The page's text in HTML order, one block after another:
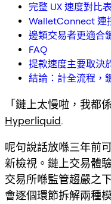
完整 UX 速度對比表
WalletConnect 連
邊類交易者更適合
FAQ
提款速度主要取決
結論：計全流程，
「鏈上太慢啦，我都
Hyperliquid.
呢句說話放喺三年前
新檢視。鏈上交易體
交易所喺監管趨嚴之
會逐個環節拆解兩種